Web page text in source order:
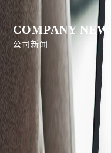
示
展
示
系
我
们
COMPANY NEWS
公司新闻